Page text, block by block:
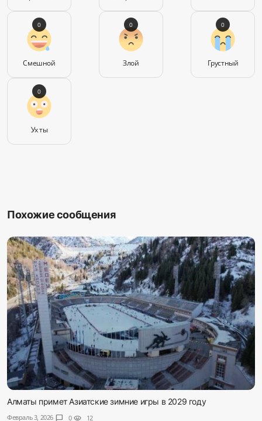
Смешной
0
Злой
0
Грустный
0
Ух ты
0
Похожие сообщения
Алматы примет Азиатские зимние игры в 2029 году
Февраль 3, 2026 chat_bubble 0 visibility 12